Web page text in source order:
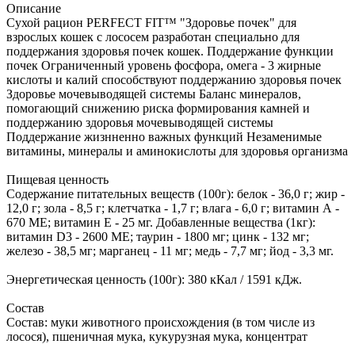
Описание
Сухой рацион PERFECT FIT™ "Здоровье почек" для
взрослых кошек с лососем разработан специально для
поддержания здоровья почек кошек. Поддержание функции
почек Ограниченный уровень фосфора, омега - 3 жирные
кислоты и калий способствуют поддержанию здоровья почек
Здоровье мочевыводящей системы Баланс минералов,
помогающий снижению риска формирования камней и
поддержанию здоровья мочевыводящей системы
Поддержание жизнненно важных функций Незаменимые
витамины, минералы и аминокислоты для здоровья организма
Пищевая ценность
Содержание питательных веществ (100г): белок - 36,0 г; жир -
12,0 г; зола - 8,5 г; клетчатка - 1,7 г; влага - 6,0 г; витамин А -
670 МЕ; витамин E - 25 мг. Добавленные вещества (1кг):
витамин D3 - 2600 ME; таурин - 1800 мг; цинк - 132 мг;
железо - 38,5 мг; марганец - 11 мг; медь - 7,7 мг; йод - 3,3 мг.
Энергетическая ценность (100г): 380 кКал / 1591 кДж.
Состав
Состав: муки животного происхождения (в том числе из
лосося), пшеничная мука, кукурузная мука, концентрат